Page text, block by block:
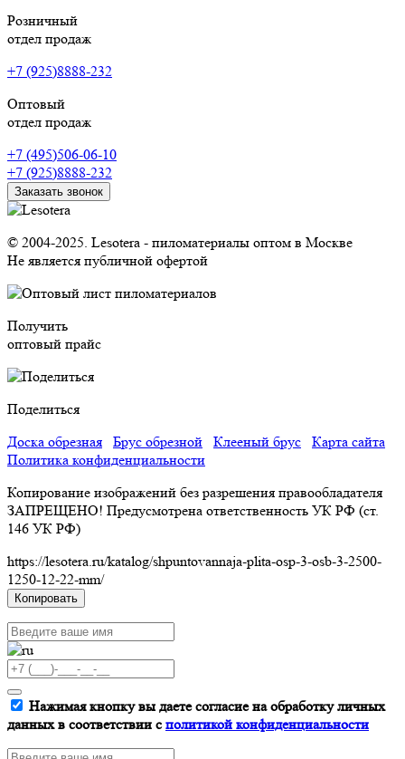
Розничный
отдел продаж
+7 (925)8888-232
Оптовый
отдел продаж
+7 (495)506-06-10
+7 (925)8888-232
Заказать звонок
© 2004-2025. Lesotera - пиломатериалы оптом в Москве
Не является публичной офертой
Получить
оптовый прайс
Поделиться
Доска обрезная
Брус обрезной Клееный брус
Карта сайта
Политика конфиденциальности
Копирование изображений без разрешения правообладателя
ЗАПРЕЩЕНО! Предусмотрена ответственность УК РФ (ст.
146 УК РФ)
https://lesotera.ru/katalog/shpuntovannaja-plita-osp-3-osb-3-2500-
1250-12-22-mm/
Копировать
Нажимая кнопку вы даете согласие на обработку личных
данных в соответствии сполитикой конфиденциальности